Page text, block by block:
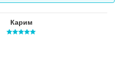
Карим